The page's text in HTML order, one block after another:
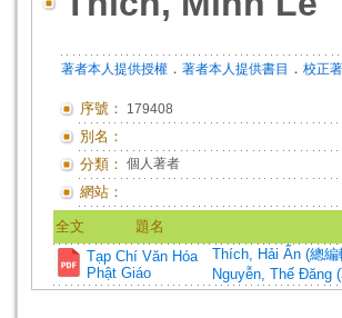
著者本人提供授權 ． 著者本人提供書目 ． 校正
序號： 179408
別名：
分類： 個人著者
網站：
全文
題名
Tạp Chí Văn Hóa
Phật Giáo
Thích, Hải Ấn (總編
Nguyễn, Thế Đăng